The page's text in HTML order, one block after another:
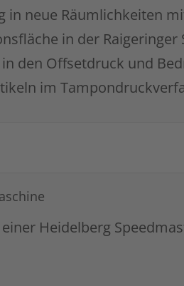
in neue Räumlichkeiten
in der Raigeringer
in den Offsetdruck und
im
Heidelberg